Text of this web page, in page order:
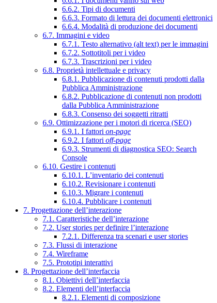
6.6.2. Tipi di documenti
6.6.3. Formato di lettura dei documenti elettronici
6.6.4. Modalità di produzione dei documenti
6.7. Immagini e video
6.7.1. Testo alternativo (alt text) per le immagini
6.7.2. Sottotitoli per i video
6.7.3. Trascrizioni per i video
6.8. Proprietà intellettuale e privacy
6.8.1. Pubblicazione di contenuti prodotti dalla
Pubblica Amministrazione
6.8.2. Pubblicazione di contenuti non prodotti
dalla Pubblica Amministrazione
6.8.3. Consenso dei soggetti ritratti
6.9. Ottimizzazione per i motori di ricerca (SEO)
6.9.1. I fattori on-page
6.9.2. I fattori off-page
6.9.3. Strumenti di diagnostica SEO: Search
Console
6.10. Gestire i contenuti
6.10.1. L’inventario dei contenuti
6.10.2. Revisionare i contenuti
6.10.3. Migrare i contenuti
6.10.4. Pubblicare i contenuti
7. Progettazione dell’interazione
7.1. Caratteristiche dell’interazione
7.2. User stories per definire l’interazione
7.2.1. Differenza tra scenari e user stories
7.3. Flussi di interazione
7.4. Wireframe
7.5. Prototipi interattivi
8. Progettazione dell’interfaccia
8.1. Obiettivi dell’interfaccia
8.2. Elementi dell’interfaccia
8.2.1. Elementi di composizione